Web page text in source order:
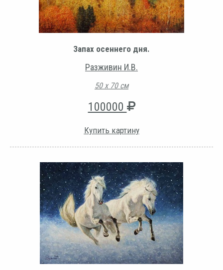
Запах осеннего дня.
Разживин И.В.
50 х 70 см
100000
Купить картину